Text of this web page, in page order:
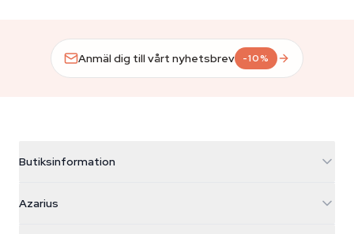
Anmäl dig till vårt nyhetsbrev -10%
Butiksinformation
Galvaniweg 11
Azarius